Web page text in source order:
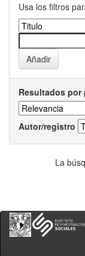
Usa los filtros
Resultados por
Autor/registro
La